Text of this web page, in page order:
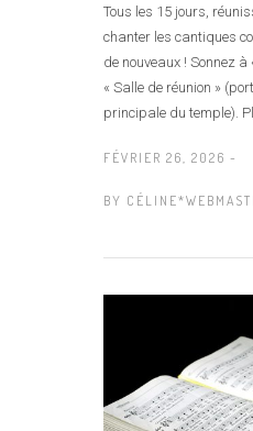
Tous les 15 jours,
chanter les cantiques
de nouveaux ! Sonnez à
« Salle de réunion »
principale du temple).
FÉVRIER 26, 2026 -
BY